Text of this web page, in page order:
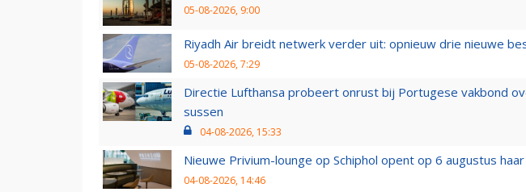
05-08-2026, 9:00
Riyadh Air breidt netwerk verder uit: opnieuw drie nieuwe
05-08-2026, 7:29
Directie Lufthansa probeert onrust bij Portugese vakbond
sussen
04-08-2026, 15:33
Nieuwe Privium-lounge op Schiphol opent op 6 augustus
04-08-2026, 14:46